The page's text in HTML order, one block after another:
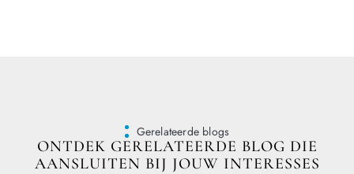
Gerelateerde blogs
ONTDEK GERELATEERDE BLOG DIE
AANSLUITEN BIJ JOUW INTERESSES